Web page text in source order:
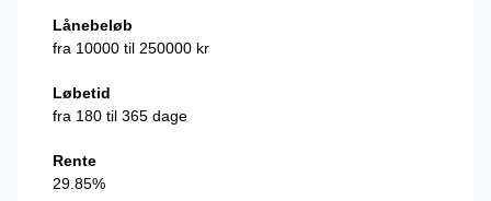
Lånebeløb
fra 10000 til 250000 kr
Løbetid
fra 180 til 365 dage
Rente
29.85%